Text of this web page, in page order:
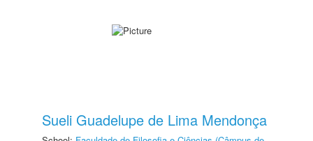
Sueli Guadelupe de Lima Mendonça